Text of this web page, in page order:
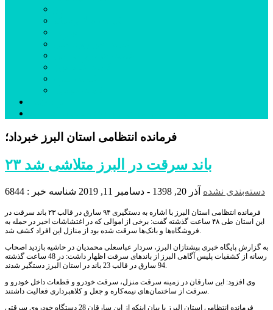
فرمانده انتظامی استان البرز خبرداد؛
۲۳ باند سرقت در البرز متلاشی شد
دسته‌بندی نشده آذر 20, 1398 - دسامبر 11, 2019 شناسه خبر : 6844
فرمانده انتظامی استان البرز با اشاره به دستگیری ۹۴ سارق در قالب ۲۳ باند سرقت در
این استان طی ۴۸ ساعت گذشته گفت: برخی از اموالی که در اغتشاشات اخیر در حمله به
فروشگاه‌ها و بانک‌ها سرقت شده بود از منازل این افراد کشف شد.
به گزارش پایگاه خبری پیشتازان البرز، سردار عباسعلی محمدیان در حاشیه بازدید اصحاب
رسانه از کشفیات پلیس آگاهی البرز از باندهای سرقت اظهار داشت: در 48 ساعت گذشته
94 ‌سارق در قالب 23 باند در استان البرز دستگیر شدند.
وی افزود: این سارقان در زمینه سرقت منزل، سرقت خودرو و قطعات داخل خودرو و
سرقت از ساختمان‌های نیمه‌کاره و جعل و کلاهبرداری فعالیت داشتند.
فرمانده انتظامی استان البرز با بیان اینکه از این سارقان 28 دستگاه خودروی سرقتی